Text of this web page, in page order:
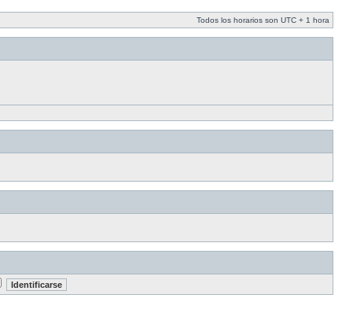
Todos los horarios son UTC + 1 hora